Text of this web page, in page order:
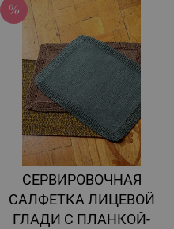
СЕРВИРОВОЧНАЯ
САЛФЕТКА ЛИЦЕВОЙ
ГЛАДИ С ПЛАНКОЙ-